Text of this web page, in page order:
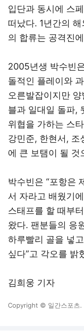
입단과 동시에 스
떠났다. 1년간의
의 합류는 공격진
2005년생 박수빈
돌적인 플레이와
오른발잡이지만
블과 일대일 돌파,
위협을 가하는 스
강민준, 한현서, 조
에 큰 보탬이 될 것
박수빈은 “포항은
서 자라고 배웠기
스태프를 할 때부
왔다. 팬분들의 응
하루빨리 골을 넣
싶다”고 각오를 밝
김희웅 기자
Copyright © 일간스포츠.